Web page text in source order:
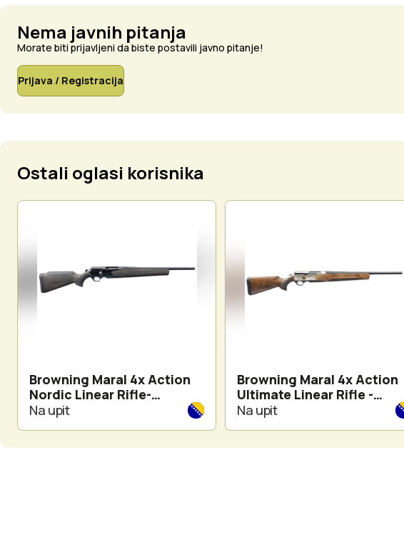
Nema javnih pitanja
Morate biti prijavljeni da biste postavili javno pitanje!
Prijava / Registracija
Ostali oglasi korisnika
Browning Maral 4x Action
Nordic Linear Rifle-
Composite Black lovačka
Na upit
Browning Maral 4x Action
Ultimate Linear Rifle -
Wood Pistol Grip lovačka
Na upit